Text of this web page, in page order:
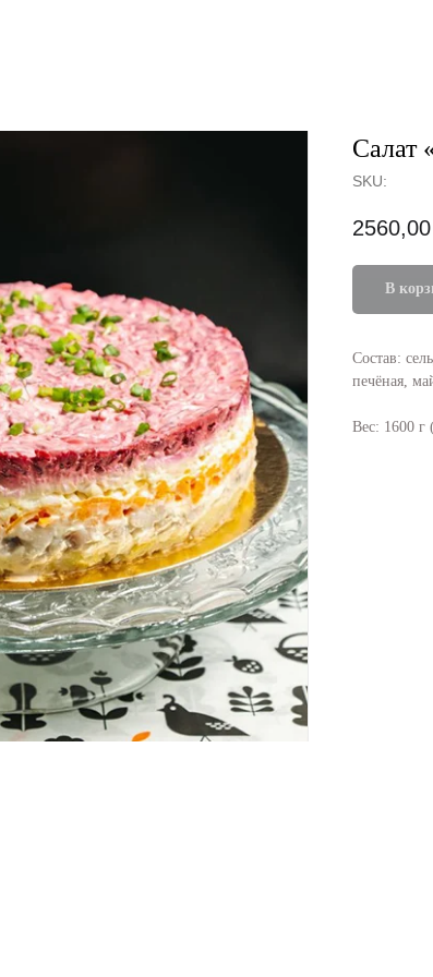
Салат
SKU:
2560,00
В
Состав:
печёная,
Вес: 1600 г